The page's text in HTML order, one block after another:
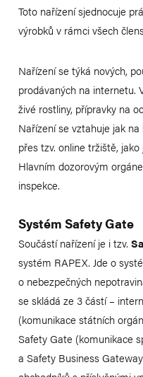
Toto nařízení sjednocuje
výrobků v rámci všech
Nařízení se týká nových,
prodávaných na internetu.
živé rostliny, přípravky na
Nařízení se vztahuje jak
přes tzv. online tržiště,
Hlavním dozorovým
inspekce.
Systém Safety Gate
Součástí nařízení je i tzv.
systém RAPEX. Jde o
o nebezpečných
se skládá ze 3 částí –
(komunikace státních
Safety Gate (komunikace
a Safety Business